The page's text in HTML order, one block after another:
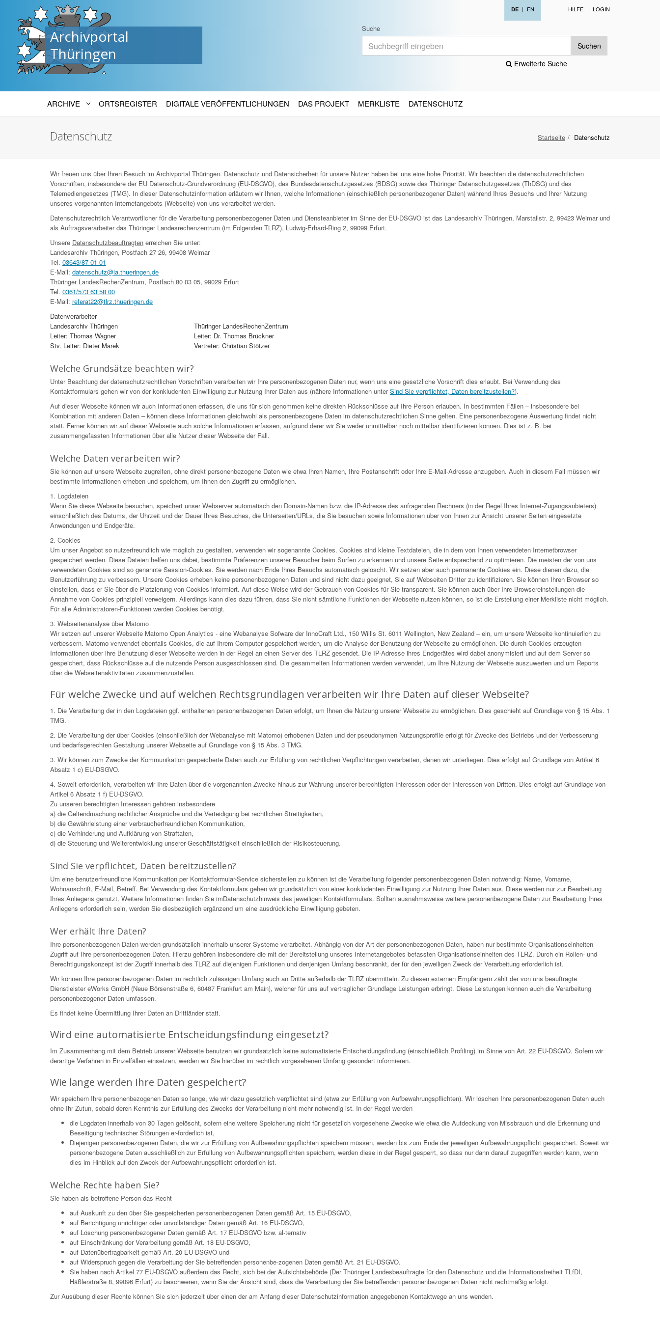
Archivportal
Thüringen
DE | EN HILFE LOGIN
Suche
Suchen
Erweiterte Suche
ARCHIVE ORTSREGISTER DIGITALE VERÖFFENTLICHUNGEN DAS PROJEKT MERKLISTE DATENSCHUTZ
Startseite Datenschutz
Datenschutz
Wir freuen uns über Ihren Besuch im Archivportal Thüringen. Datenschutz und Datensicherheit für unsere Nutzer haben bei uns eine hohe Priorität. Wir beachten die datenschutzrechtlichen
Vorschriften, insbesondere der EU Datenschutz-Grundverordnung (EU-DSGVO), des Bundesdatenschutzgesetzes (BDSG) sowie des Thüringer Datenschutzgesetzes (ThDSG) und des
Telemediengesetzes (TMG). In dieser Datenschutzinformation erläutern wir Ihnen, welche Informationen (einschließlich personenbezogener Daten) während Ihres Besuchs und Ihrer Nutzung
unseres vorgenannten Internetangebots (Webseite) von uns verarbeitet werden.
Datenschutzrechtlich Verantwortlicher für die Verarbeitung personenbezogener Daten und Diensteanbieter im Sinne der EU-DSGVO ist das Landesarchiv Thüringen, Marstallstr. 2, 99423 Weimar und
als Auftragsverarbeiter das Thüringer Landesrechenzentrum (im Folgenden TLRZ), Ludwig-Erhard-Ring 2, 99099 Erfurt.
Unsere Datenschutzbeauftragten erreichen Sie unter:
Landesarchiv Thüringen, Postfach 27 26, 99408 Weimar
Tel. 03643/87 01 01
E-Mail: datenschutz@la.thueringen.de
Thüringer LandesRechenZentrum, Postfach 80 03 05, 99029 Erfurt
Tel. 0361/573 63 58 00
E-Mail: referat22@tlrz.thueringen.de
Datenverarbeiter
Landesarchiv Thüringen
Leiter: Thomas Wagner
Stv. Leiter: Dieter Marek
Thüringer LandesRechenZentrum
Leiter: Dr. Thomas Brückner
Vertreter: Christian Stötzer
Welche Grundsätze beachten wir?
Unter Beachtung der datenschutzrechtlichen Vorschriften verarbeiten wir Ihre personenbezogenen Daten nur, wenn uns eine gesetzliche Vorschrift dies erlaubt. Bei Verwendung des
Kontaktformulars gehen wir von der konkludenten Einwilligung zur Nutzung Ihrer Daten aus (nähere Informationen unterSind Sie verpflichtet, Daten bereitzustellen?).
Auf dieser Webseite können wir auch Informationen erfassen, die uns für sich genommen keine direkten Rückschlüsse auf Ihre Person erlauben. In bestimmten Fällen – insbesondere bei
Kombination mit anderen Daten – können diese Informationen gleichwohl als personenbezogene Daten im datenschutzrechtlichen Sinne gelten. Eine personenbezogene Auswertung findet nicht
statt. Ferner können wir auf dieser Webseite auch solche Informationen erfassen, aufgrund derer wir Sie weder unmittelbar noch mittelbar identifizieren können. Dies ist z. B. bei
zusammengefassten Informationen über alle Nutzer dieser Webseite der Fall.
Welche Daten verarbeiten wir?
Sie können auf unsere Webseite zugreifen, ohne direkt personenbezogene Daten wie etwa Ihren Namen, Ihre Postanschrift oder Ihre E-Mail-Adresse anzugeben. Auch in diesem Fall müssen wir
bestimmte Informationen erheben und speichern, um Ihnen den Zugriff zu ermöglichen.
1. Logdateien
Wenn Sie diese Webseite besuchen, speichert unser Webserver automatisch den Domain-Namen bzw. die IP-Adresse des anfragenden Rechners (in der Regel Ihres Internet-Zugangsanbieters)
einschließlich des Datums, der Uhrzeit und der Dauer Ihres Besuches, die Unterseiten/URLs, die Sie besuchen sowie Informationen über von Ihnen zur Ansicht unserer Seiten eingesetzte
Anwendungen und Endgeräte.
2. Cookies
Um unser Angebot so nutzerfreundlich wie möglich zu gestalten, verwenden wir sogenannte Cookies. Cookies sind kleine Textdateien, die in dem von Ihnen verwendeten Internetbrowser
gespeichert werden. Diese Dateien helfen uns dabei, bestimmte Präferenzen unserer Besucher beim Surfen zu erkennen und unsere Seite entsprechend zu optimieren. Die meisten der von uns
verwendeten Cookies sind so genannte Session-Cookies. Sie werden nach Ende Ihres Besuchs automatisch gelöscht. Wir setzen aber auch permanente Cookies ein. Diese dienen dazu, die
Benutzerführung zu verbessern. Unsere Cookies erheben keine personenbezogenen Daten und sind nicht dazu geeignet, Sie auf Webseiten Dritter zu identifizieren. Sie können Ihren Browser so
einstellen, dass er Sie über die Platzierung von Cookies informiert. Auf diese Weise wird der Gebrauch von Cookies für Sie transparent. Sie können auch über Ihre Browsereinstellungen die
Annahme von Cookies prinzipiell verweigern. Allerdings kann dies dazu führen, dass Sie nicht sämtliche Funktionen der Webseite nutzen können, so ist die Erstellung einer Merkliste nicht möglich.
Für alle Administratoren-Funktionen werden Cookies benötigt.
3. Webseitenanalyse über Matomo
Wir setzen auf unserer Webseite Matomo Open Analytics - eine Webanalyse Sofware der InnoCraft Ltd., 150 Willis St. 6011 Wellington, New Zealand – ein, um unsere Webseite kontinuierlich zu
verbessern. Matomo verwendet ebenfalls Cookies, die auf Ihrem Computer gespeichert werden, um die Analyse der Benutzung der Webseite zu ermöglichen. Die durch Cookies erzeugten
Informationen über ihre Benutzung dieser Webseite werden in der Regel an einen Server des TLRZ gesendet. Die IP-Adresse ihres Endgerätes wird dabei anonymisiert und auf dem Server so
gespeichert, dass Rückschlüsse auf die nutzende Person ausgeschlossen sind. Die gesammelten Informationen werden verwendet, um Ihre Nutzung der Webseite auszuwerten und um Reports
über die Webseitenaktivitäten zusammenzustellen.
Für welche Zwecke und auf welchen Rechtsgrundlagen verarbeiten wir Ihre Daten auf dieser Webseite?
1. Die Verarbeitung der in den Logdateien ggf. enthaltenen personenbezogenen Daten erfolgt, um Ihnen die Nutzung unserer Webseite zu ermöglichen. Dies geschieht auf Grundlage von § 15 Abs. 1
TMG.
2. Die Verarbeitung der über Cookies (einschließlich der Webanalyse mit Matomo) erhobenen Daten und der pseudonymen Nutzungsprofile erfolgt für Zwecke des Betriebs und der Verbesserung
und bedarfsgerechten Gestaltung unserer Webseite auf Grundlage von § 15 Abs. 3 TMG.
3. Wir können zum Zwecke der Kommunikation gespeicherte Daten auch zur Erfüllung von rechtlichen Verpflichtungen verarbeiten, denen wir unterliegen. Dies erfolgt auf Grundlage von Artikel 6
Absatz 1 c) EU-DSGVO.
4. Soweit erforderlich, verarbeiten wir Ihre Daten über die vorgenannten Zwecke hinaus zur Wahrung unserer berechtigten Interessen oder der Interessen von Dritten. Dies erfolgt auf Grundlage von
Artikel 6 Absatz 1 f) EU-DSGVO.
Zu unseren berechtigten Interessen gehören insbesondere
a) die Geltendmachung rechtlicher Ansprüche und die Verteidigung bei rechtlichen Streitigkeiten,
b) die Gewährleistung einer verbraucherfreundlichen Kommunikation,
c) die Verhinderung und Aufklärung von Straftaten,
d) die Steuerung und Weiterentwicklung unserer Geschäftstätigkeit einschließlich der Risikosteuerung.
Sind Sie verpflichtet, Daten bereitzustellen?
Um eine benutzerfreundliche Kommunikation per Kontaktformular-Service sicherstellen zu können ist die Verarbeitung folgender personenbezogenen Daten notwendig: Name, Vorname,
Wohnanschrift, E-Mail, Betreff. Bei Verwendung des Kontaktformulars gehen wir grundsätzlich von einer konkludenten Einwilligung zur Nutzung Ihrer Daten aus. Diese werden nur zur Bearbeitung
Ihres Anliegens genutzt. Weitere Informationen finden Sie imDatenschutzhinweis des jeweiligen Kontaktformulars. Sollten ausnahmsweise weitere personenbezogene Daten zur Bearbeitung Ihres
Anliegens erforderlich sein, werden Sie diesbezüglich ergänzend um eine ausdrückliche Einwilligung gebeten.
Wer erhält Ihre Daten?
Ihre personenbezogenen Daten werden grundsätzlich innerhalb unserer Systeme verarbeitet. Abhängig von der Art der personenbezogenen Daten, haben nur bestimmte Organisationseinheiten
Zugriff auf Ihre personenbezogenen Daten. Hierzu gehören insbesondere die mit der Bereitstellung unseres Internetangebotes befassten Organisationseinheiten des TLRZ. Durch ein Rollen- und
Berechtigungskonzept ist der Zugriff innerhalb des TLRZ auf diejenigen Funktionen und denjenigen Umfang beschränkt, der für den jeweiligen Zweck der Verarbeitung erforderlich ist.
Wir können Ihre personenbezogenen Daten im rechtlich zulässigen Umfang auch an Dritte außerhalb der TLRZ übermitteln. Zu diesen externen Empfängern zählt der von uns beauftragte
Dienstleister eWorks GmbH (Neue Börsenstraße 6, 60487 Frankfurt am Main), welcher für uns auf vertraglicher Grundlage Leistungen erbringt. Diese Leistungen können auch die Verarbeitung
personenbezogener Daten umfassen.
Es findet keine Übermittlung Ihrer Daten an Drittländer statt.
Wird eine automatisierte Entscheidungsfindung eingesetzt?
Im Zusammenhang mit dem Betrieb unserer Webseite benutzen wir grundsätzlich keine automatisierte Entscheidungsfindung (einschließlich Profiling) im Sinne von Art. 22 EU-DSGVO. Sofern wir
derartige Verfahren in Einzelfällen einsetzen, werden wir Sie hierüber im rechtlich vorgesehenen Umfang gesondert informieren.
Wie lange werden Ihre Daten gespeichert?
Wir speichern Ihre personenbezogenen Daten so lange, wie wir dazu gesetzlich verpflichtet sind (etwa zur Erfüllung von Aufbewahrungspflichten). Wir löschen Ihre personenbezogenen Daten auch
ohne Ihr Zutun, sobald deren Kenntnis zur Erfüllung des Zwecks der Verarbeitung nicht mehr notwendig ist. In der Regel werden
die Logdaten innerhalb von 30 Tagen gelöscht, sofern eine weitere Speicherung nicht für gesetzlich vorgesehene Zwecke wie etwa die Aufdeckung von Missbrauch und die Erkennung und
Beseitigung technischer Störungen er-forderlich ist,
Diejenigen personenbezogenen Daten, die wir zur Erfüllung von Aufbewahrungspflichten speichern müssen, werden bis zum Ende der jeweiligen Aufbewahrungspflicht gespeichert. Soweit wir
personenbezogene Daten ausschließlich zur Erfüllung von Aufbewahrungspflichten speichern, werden diese in der Regel gesperrt, so dass nur dann darauf zugegriffen werden kann, wenn
dies im Hinblick auf den Zweck der Aufbewahrungspflicht erforderlich ist.
Welche Rechte haben Sie?
Sie haben als betroffene Person das Recht
auf Auskunft zu den über Sie gespeicherten personenbezogenen Daten gemäß Art. 15 EU-DSGVO,
auf Berichtigung unrichtiger oder unvollständiger Daten gemäß Art. 16 EU-DSGVO,
auf Löschung personenbezogener Daten gemäß Art. 17 EU-DSGVO bzw. al-ternativ
auf Einschränkung der Verarbeitung gemäß Art. 18 EU-DSGVO,
auf Datenübertragbarkeit gemäß Art. 20 EU-DSGVO und
auf Widerspruch gegen die Verarbeitung der Sie betreffenden personenbe-zogenen Daten gemäß Art. 21 EU-DSGVO.
Sie haben nach Artikel 77 EU-DSGVO außerdem das Recht, sich bei der Aufsichtsbehörde (Der Thüringer Landesbeauftragte für den Datenschutz und die Informationsfreiheit TLfDI,
Häßlerstraße 8, 99096 Erfurt) zu beschweren, wenn Sie der Ansicht sind, dass die Verarbeitung der Sie betreffenden personenbezogenen Daten nicht rechtmäßig erfolgt.
Zur Ausübung dieser Rechte können Sie sich jederzeit über einen der am Anfang dieser Datenschutzinformation angegebenen Kontaktwege an uns wenden.